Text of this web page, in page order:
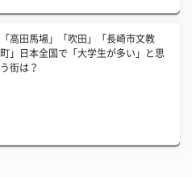
「高田馬場」「吹田」「長崎市文教
町」日本全国で「大学生が多い」と思
う街は？